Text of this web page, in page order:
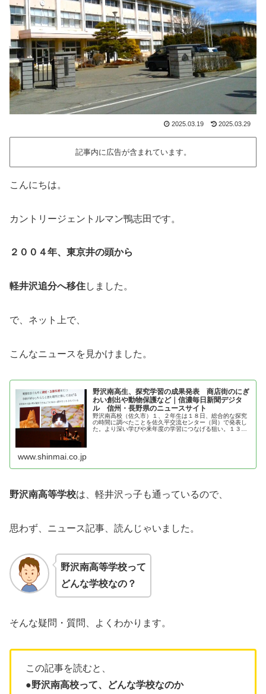
2025.03.19 2025.03.29
記事内に広告が含まれています。
こんにちは。
カントリージェントルマン鴨志田です。
２００４年、東京井の頭から
軽井沢追分へ移住しました。
で、ネット上で、
こんなニュースを見かけました。
野沢南高生、探究学習の成果発表 商店街のにぎ
わい創出や動物保護など｜信濃毎日新聞デジタ
ル 信州・長野県のニュースサイト
野沢南高校（佐久市）１、２年生は１８日、総合的な探究
の時間に調べたことを佐久平交流センター（同）で発表し
た。より深い学びや来年度の学習につなげる狙い。１３の
www.shinmai.co.jp
野沢南高等学校は、軽井沢っ子も通っているので、
思わず、ニュース記事、読んじゃいました。
野沢南高等学校って
どんな学校なの？
そんな疑問・質問、よくわかります。
この記事を読むと、
●野沢南高校って、どんな学校なのか